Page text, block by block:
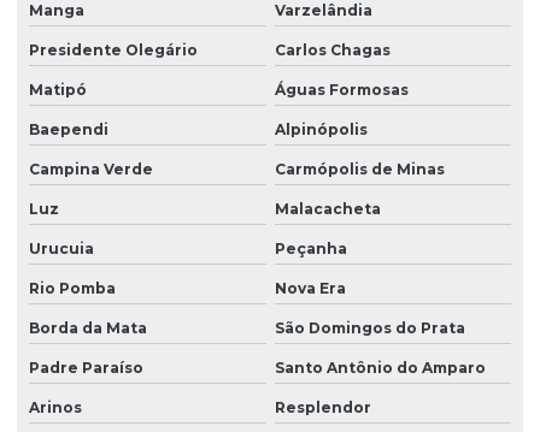
Manga Varzelândia
Presidente Olegário Carlos Chagas
Matipó Águas Formosas
Baependi Alpinópolis
Campina Verde Carmópolis de Minas
Luz Malacacheta
Urucuia Peçanha
Rio Pomba Nova Era
Borda da Mata São Domingos do Prata
Padre Paraíso Santo Antônio do Amparo
Arinos Resplendor